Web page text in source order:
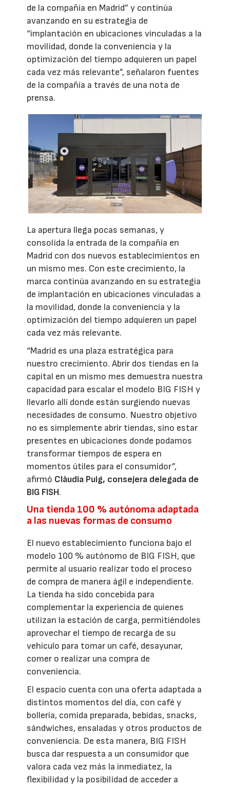
de la compañía en Madrid” y continúa
avanzando en su estrategia de
“implantación en ubicaciones vinculadas a la
movilidad, donde la conveniencia y la
optimización del tiempo adquieren un papel
cada vez más relevante”, señalaron fuentes
de la compañía a través de una nota de
prensa.
La apertura llega pocas semanas, y
consolida la entrada de la compañía en
Madrid con dos nuevos establecimientos en
un mismo mes. Con este crecimiento, la
marca continúa avanzando en su estrategia
de implantación en ubicaciones vinculadas a
la movilidad, donde la conveniencia y la
optimización del tiempo adquieren un papel
cada vez más relevante.
“Madrid es una plaza estratégica para
nuestro crecimiento. Abrir dos tiendas en la
capital en un mismo mes demuestra nuestra
capacidad para escalar el modelo BIG FISH y
llevarlo allí donde están surgiendo nuevas
necesidades de consumo. Nuestro objetivo
no es simplemente abrir tiendas, sino estar
presentes en ubicaciones donde podamos
transformar tiempos de espera en
momentos útiles para el consumidor”,
afirmó Clàudia Puig, consejera delegada de
BIG FISH.
Una tienda 100 % autónoma adaptada
a las nuevas formas de consumo
El nuevo establecimiento funciona bajo el
modelo 100 % autónomo de BIG FISH, que
permite al usuario realizar todo el proceso
de compra de manera ágil e independiente.
La tienda ha sido concebida para
complementar la experiencia de quienes
utilizan la estación de carga, permitiéndoles
aprovechar el tiempo de recarga de su
vehículo para tomar un café, desayunar,
comer o realizar una compra de
conveniencia.
El espacio cuenta con una oferta adaptada a
distintos momentos del día, con café y
bollería, comida preparada, bebidas, snacks,
sándwiches, ensaladas y otros productos de
conveniencia. De esta manera, BIG FISH
busca dar respuesta a un consumidor que
valora cada vez más la inmediatez, la
flexibilidad y la posibilidad de acceder a